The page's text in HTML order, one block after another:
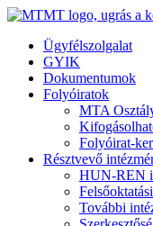
Ügyfélszolgalat
GYIK
Dokumentumok
Folyóiratok
MTA
Folyóirat-
Résztvevő
HUN-REN
További